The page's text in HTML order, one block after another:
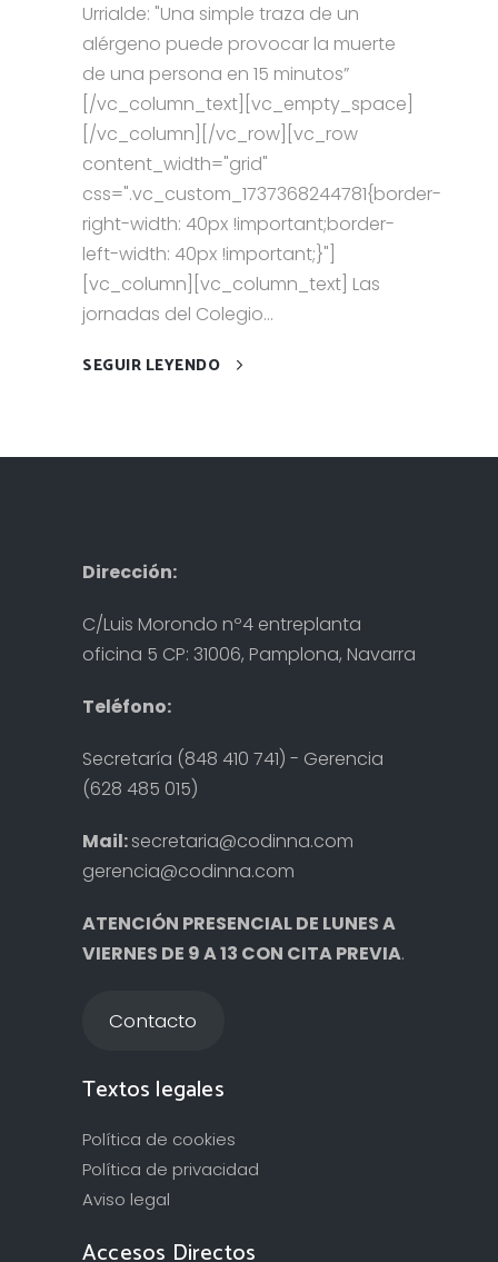
Urrialde: "Una simple traza de un
alérgeno puede provocar la muerte
de una persona en 15 minutos”
[/vc_column_text][vc_empty_space]
[/vc_column][/vc_row][vc_row
content_width="grid"
css=".vc_custom_1737368244781{border-
right-width: 40px !important;border-
left-width: 40px !important;}"]
[vc_column][vc_column_text] Las
jornadas del Colegio...
SEGUIR LEYENDO
Dirección:
C/Luis Morondo nº4 entreplanta
oficina 5 CP: 31006, Pamplona, Navarra
Teléfono:
Secretaría (848 410 741) - Gerencia
(628 485 015)
Mail:secretaria@codinna.com
gerencia@codinna.com
ATENCIÓN PRESENCIAL DE LUNES A
VIERNES DE 9 A 13 CON CITA PREVIA.
Contacto
Textos legales
Política de cookies
Política de privacidad
Aviso legal
Accesos Directos